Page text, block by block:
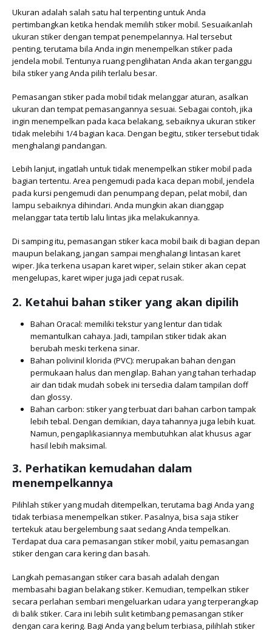
Ukuran adalah salah satu hal terpenting untuk Anda
pertimbangkan ketika hendak memilih stiker mobil. Sesuaikanlah
ukuran stiker dengan tempat penempelannya. Hal tersebut
penting, terutama bila Anda ingin menempelkan stiker pada
jendela mobil. Tentunya ruang penglihatan Anda akan terganggu
bila stiker yang Anda pilih terlalu besar.
Pemasangan stiker pada mobil tidak melanggar aturan, asalkan
ukuran dan tempat pemasangannya sesuai. Sebagai contoh, jika
ingin menempelkan pada kaca belakang, sebaiknya ukuran stiker
tidak melebihi 1/4 bagian kaca. Dengan begitu, stiker tersebut tidak
menghalangi pandangan.
Lebih lanjut, ingatlah untuk tidak menempelkan stiker mobil pada
bagian tertentu. Area pengemudi pada kaca depan mobil, jendela
pada kursi pengemudi dan penumpang depan, pelat mobil, dan
lampu sebaiknya dihindari. Anda mungkin akan dianggap
melanggar tata tertib lalu lintas jika melakukannya.
Di samping itu, pemasangan stiker kaca mobil baik di bagian depan
maupun belakang, jangan sampai menghalangi lintasan karet
wiper. Jika terkena usapan karet wiper, selain stiker akan cepat
mengelupas, karet wiper juga jadi cepat rusak.
2. Ketahui bahan stiker yang akan dipilih
Bahan Oracal: memiliki tekstur yang lentur dan tidak
memantulkan cahaya. Jadi, tampilan stiker tidak akan
berubah meski terkena sinar.
Bahan polivinil klorida (PVC): merupakan bahan dengan
permukaan halus dan mengilap. Bahan yang tahan terhadap
air dan tidak mudah sobek ini tersedia dalam tampilan doff
dan glossy.
Bahan carbon: stiker yang terbuat dari bahan carbon tampak
lebih tebal. Dengan demikian, daya tahannya juga lebih kuat.
Namun, pengaplikasiannya membutuhkan alat khusus agar
hasil lebih maksimal.
3. Perhatikan kemudahan dalam
menempelkannya
Pilihlah stiker yang mudah ditempelkan, terutama bagi Anda yang
tidak terbiasa menempelkan stiker. Pasalnya, bisa saja stiker
tertekuk atau bergelembung saat sedang Anda tempelkan.
Terdapat dua cara pemasangan stiker mobil, yaitu pemasangan
stiker dengan cara kering dan basah.
Langkah pemasangan stiker cara basah adalah dengan
membasahi bagian belakang stiker. Kemudian, tempelkan stiker
secara perlahan sembari mengeluarkan udara yang terperangkap
di balik stiker. Cara ini lebih sulit ketimbang pemasangan stiker
dengan cara kering. Bagi Anda yang belum terbiasa, pilihlah stiker